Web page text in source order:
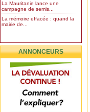
La Mauritanie lance une
campagne de semis...
La mémoire effacée : quand la
mairie de...
ANNONCEURS